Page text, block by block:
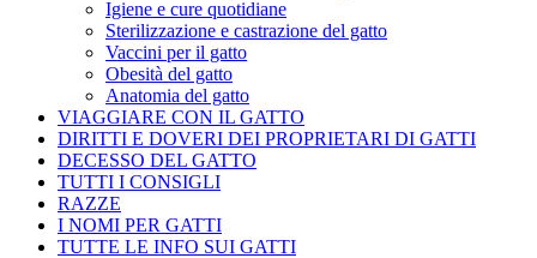
Igiene e cure quotidiane
Sterilizzazione e castrazione del gatto
Vaccini per il gatto
Obesità del gatto
Anatomia del gatto
VIAGGIARE CON IL GATTO
DIRITTI E DOVERI DEI PROPRIETARI DI GATTI
DECESSO DEL GATTO
TUTTI I CONSIGLI
RAZZE
I NOMI PER GATTI
TUTTE LE INFO SUI GATTI